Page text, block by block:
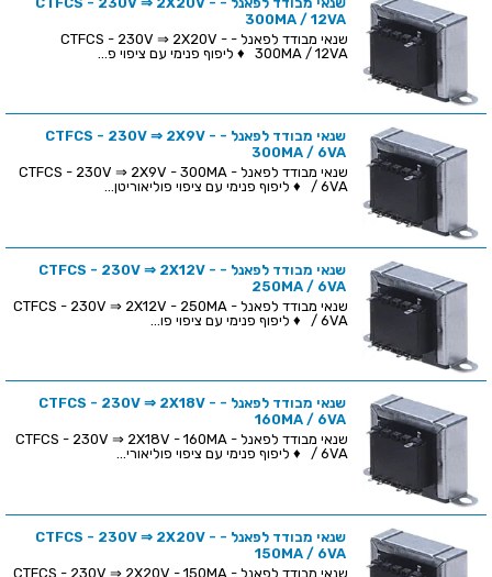
300MA / 12VA
שנאי מבודד לפאנל - CTFCS - 230V ⇒ 2X20V -
300MA / 12VA ♦ ליפוף פנימי עם ציפוי פ...
שנאי מבודד לפאנל - CTFCS - 230V ⇒ 2X9V -
300MA / 6VA
שנאי מבודד לפאנל - CTFCS - 230V ⇒ 2X9V - 300MA
/ 6VA ♦ ליפוף פנימי עם ציפוי פוליאוריטן...
שנאי מבודד לפאנל - CTFCS - 230V ⇒ 2X12V -
250MA / 6VA
שנאי מבודד לפאנל - CTFCS - 230V ⇒ 2X12V - 250MA
/ 6VA ♦ ליפוף פנימי עם ציפוי פו...
שנאי מבודד לפאנל - CTFCS - 230V ⇒ 2X18V -
160MA / 6VA
שנאי מבודד לפאנל - CTFCS - 230V ⇒ 2X18V - 160MA
/ 6VA ♦ ליפוף פנימי עם ציפוי פוליאורי...
שנאי מבודד לפאנל - CTFCS - 230V ⇒ 2X20V -
150MA / 6VA
שנאי מבודד לפאנל - CTFCS - 230V ⇒ 2X20V - 150MA